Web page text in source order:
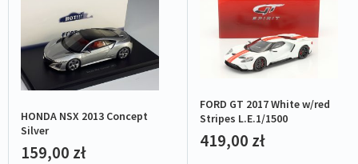
HONDA NSX 2013 Concept
Silver
159,00 zł
FORD GT 2017 White w/red
Stripes L.E.1/1500
419,00 zł